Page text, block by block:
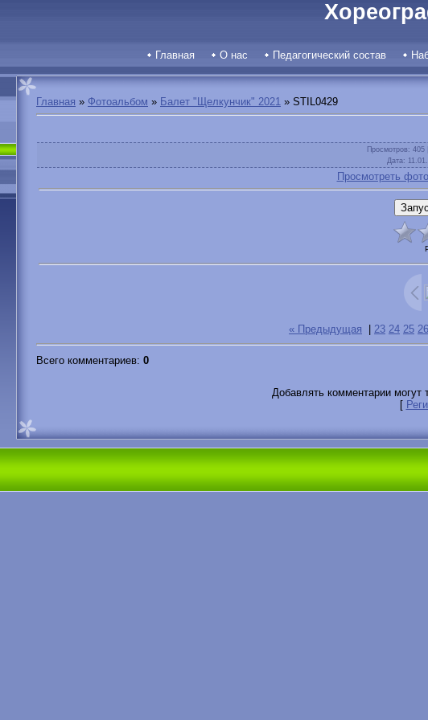
Главная О нас Педагогический состав
Главная » Фотоальбом » Балет "Щелкунчик" 2021 » STIL0429
Просмотров: 405 |
Дата:
Просмотреть
« Предыдущая 23 24 25 26
Всего комментариев: 0
Добавлять комментарии могут
[